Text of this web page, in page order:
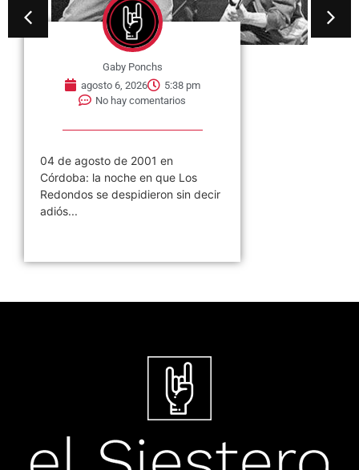
Gaby Ponchs
agosto 6, 2026
5:38 pm
No hay comentarios
04 de agosto de 2001 en
Córdoba: la noche en que Los
Redondos se despidieron sin decir
adiós...